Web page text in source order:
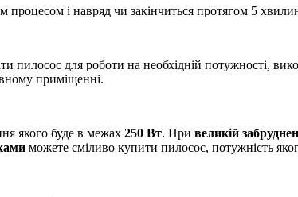
і навряд чи закінчиться протягом 5
для роботи на необхідній потужності,
приміщенні.
якого буде в межах 250 Вт. При великій
можете сміливо купити пилосос, потужність